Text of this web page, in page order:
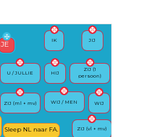
Sleep NL naar FA.
IK JIJ
HIJ
ZIJ (1
persoon)
WIJ / MEN WIJ
U / JULLIE
ZIJ (ml + mv)
ZIJ (vl + mv)
JE